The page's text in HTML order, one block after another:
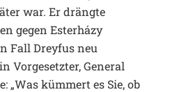
war. Er drängte
gegen Esterházy
Fall Dreyfus neu
Vorgesetzter, General
„Was kümmert es Sie, ob